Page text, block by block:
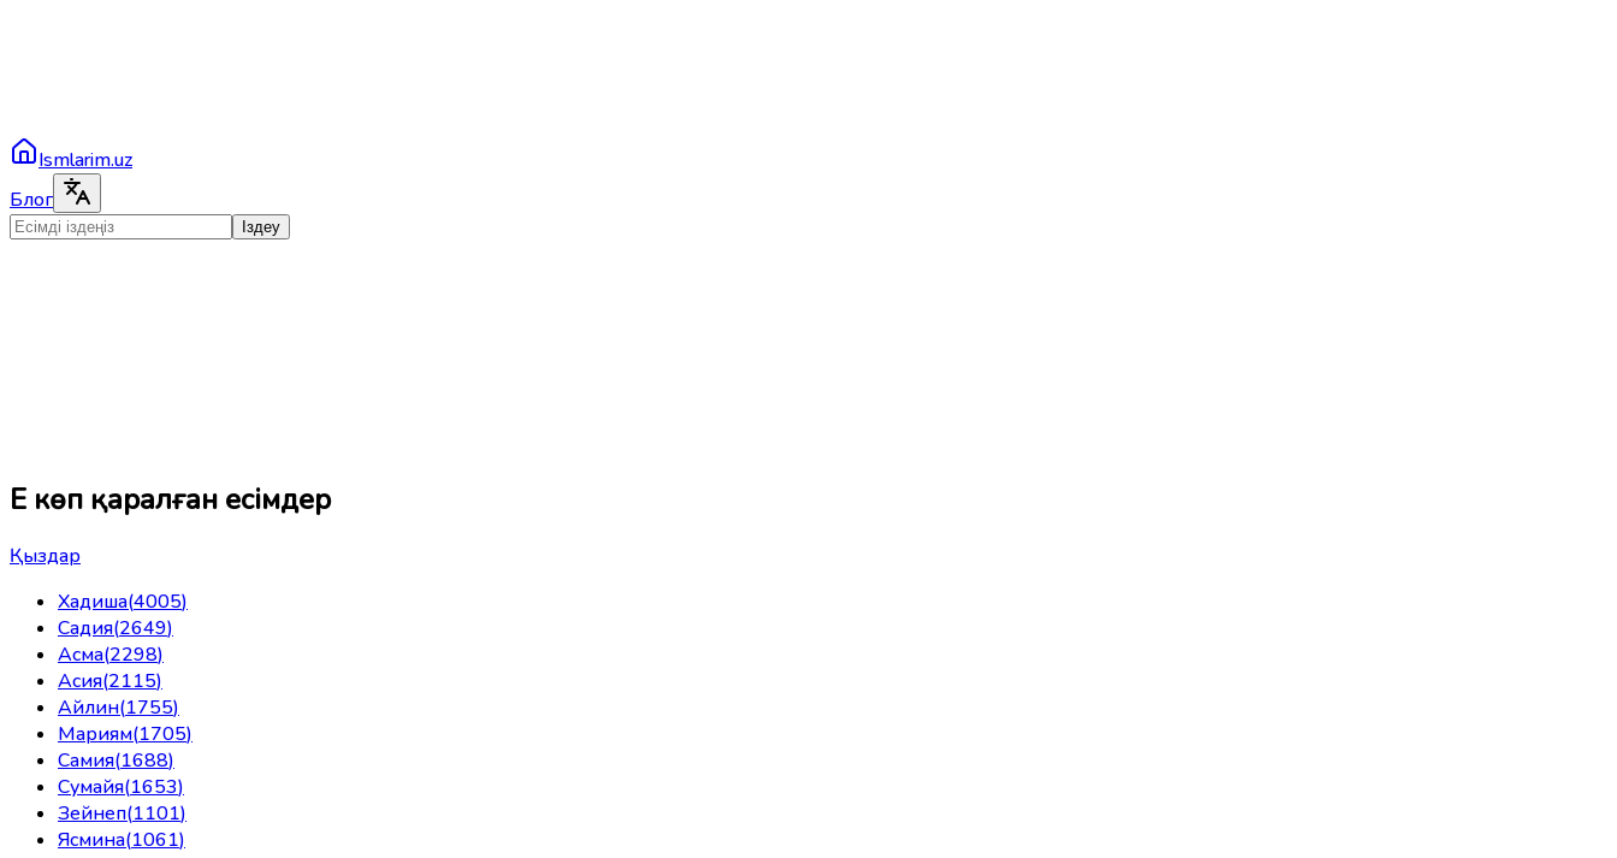
Ismlarim.uz
Блог
Іздеу
Ең көп қаралған есімдер
Қыздар
Хадиша(4005)
Садия(2649)
Асма(2298)
Асия(2115)
Айлин(1755)
Мариям(1705)
Самия(1688)
Сумайя(1653)
Зейнеп(1101)
Ясмина(1061)